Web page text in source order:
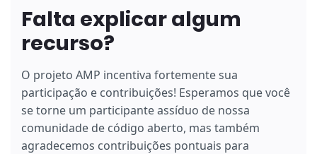
Falta explicar algum
recurso?
O projeto AMP incentiva fortemente sua
participação e contribuições! Esperamos que você
se torne um participante assíduo de nossa
comunidade de código aberto, mas também
agradecemos contribuições pontuais para